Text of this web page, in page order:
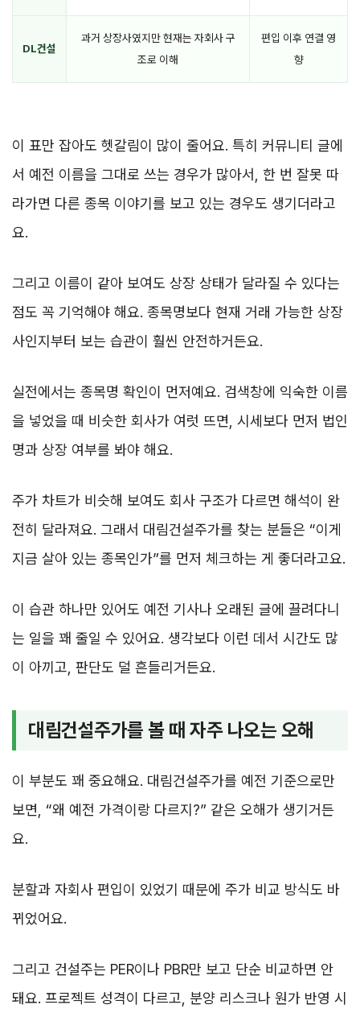
DL건설
과거 상장사였지만 현재는 자회사 구
조로 이해
편입 이후 연결 영
향
이 표만 잡아도 헷갈림이 많이 줄어요. 특히 커뮤니티 글에
서 예전 이름을 그대로 쓰는 경우가 많아서, 한 번 잘못 따
라가면 다른 종목 이야기를 보고 있는 경우도 생기더라고
요.
그리고 이름이 같아 보여도 상장 상태가 달라질 수 있다는
점도 꼭 기억해야 해요. 종목명보다 현재 거래 가능한 상장
사인지부터 보는 습관이 훨씬 안전하거든요.
실전에서는 종목명 확인이 먼저예요. 검색창에 익숙한 이름
을 넣었을 때 비슷한 회사가 여럿 뜨면, 시세보다 먼저 법인
명과 상장 여부를 봐야 해요.
주가 차트가 비슷해 보여도 회사 구조가 다르면 해석이 완
전히 달라져요. 그래서 대림건설주가를 찾는 분들은 “이게
지금 살아 있는 종목인가”를 먼저 체크하는 게 좋더라고요.
이 습관 하나만 있어도 예전 기사나 오래된 글에 끌려다니
는 일을 꽤 줄일 수 있어요. 생각보다 이런 데서 시간도 많
이 아끼고, 판단도 덜 흔들리거든요.
대림건설주가를 볼 때 자주 나오는 오해
이 부분도 꽤 중요해요. 대림건설주가를 예전 기준으로만
보면, “왜 예전 가격이랑 다르지?” 같은 오해가 생기거든
요.
분할과 자회사 편입이 있었기 때문에 주가 비교 방식도 바
뀌었어요.
그리고 건설주는 PER이나 PBR만 보고 단순 비교하면 안
돼요. 프로젝트 성격이 다르고, 분양 리스크나 원가 반영 시